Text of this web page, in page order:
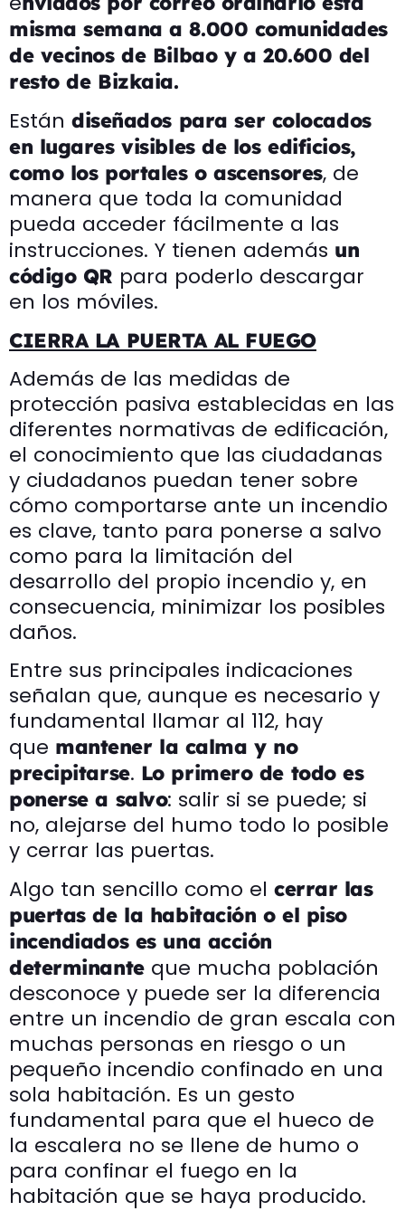
misma semana a 8.000 comunidades
de vecinos de Bilbao y a 20.600 del
resto de Bizkaia.
Están diseñados para ser colocados
en lugares visibles de los edificios,
como los portales o ascensores, de
manera que toda la comunidad
pueda acceder fácilmente a las
instrucciones. Y tienen además un
código QR para poderlo descargar
en los móviles.
CIERRA LA PUERTA AL FUEGO
Además de las medidas de
protección pasiva establecidas en las
diferentes normativas de edificación,
el conocimiento que las ciudadanas
y ciudadanos puedan tener sobre
cómo comportarse ante un incendio
es clave, tanto para ponerse a salvo
como para la limitación del
desarrollo del propio incendio y, en
consecuencia, minimizar los posibles
daños.
Entre sus principales indicaciones
señalan que, aunque es necesario y
fundamental llamar al 112, hay
que mantener la calma y no
precipitarse. Lo primero de todo es
ponerse a salvo: salir si se puede; si
no, alejarse del humo todo lo posible
y cerrar las puertas.
Algo tan sencillo como el cerrar las
puertas de la habitación o el piso
incendiados es una acción
determinanteque mucha población
desconoce y puede ser la diferencia
entre un incendio de gran escala con
muchas personas en riesgo o un
pequeño incendio confinado en una
sola habitación. Es un gesto
fundamental para que el hueco de
la escalera no se llene de humo o
para confinar el fuego en la
habitación que se haya producido.